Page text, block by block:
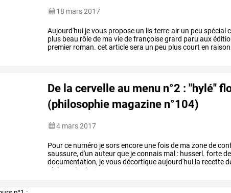
18 mars 2017
Aujourd'hui jevous propose un lis-terre-air un peu spécial
plus beau rôlede ma viedefrançoisegrard paru aux
premier roman. cet articlesera un peu pluscourt en raison
De la cervelle au menu n°2 : "hylé"
(philosophie magazine n°104)
4 mars 2017
Pource numéro jesorsencore unefoisde ma zonede
saussure, d'un auteurque jeconnais mal : husserl. fortede
documentation, jevousdécortiqueaujourd'hui la recette
phénoménologie